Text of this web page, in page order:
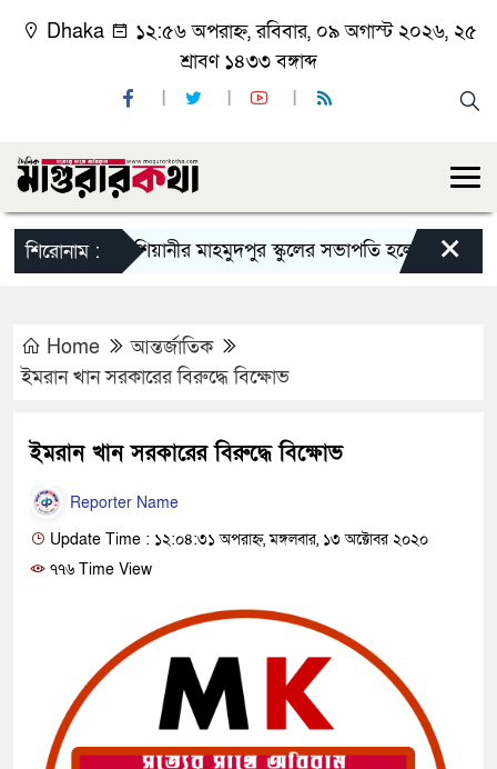
Dhaka
১২:৫৬ অপরাহ্ন, রবিবার, ০৯ অগাস্ট ২০২৬, ২৫
শ্রাবণ ১৪৩৩ বঙ্গাব্দ
শিরোনাম :কাশিয়ানীর মাহমুদপুর স্কুলের সভাপতি হলেন গোবিন্দ×
Home
আন্তর্জাতিক
ইমরান খান সরকারের বিরুদ্ধে বিক্ষোভ
ইমরান খান সরকারের বিরুদ্ধে বিক্ষোভ
Reporter Name
Update Time : ১২:০৪:৩১ অপরাহ্ন, মঙ্গলবার, ১৩ অক্টোবর ২০২০
৭৭৬ Time View